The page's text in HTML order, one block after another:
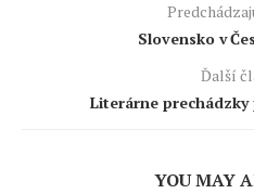
Slovensko v
Ďalší
Literárne
YOU MAY